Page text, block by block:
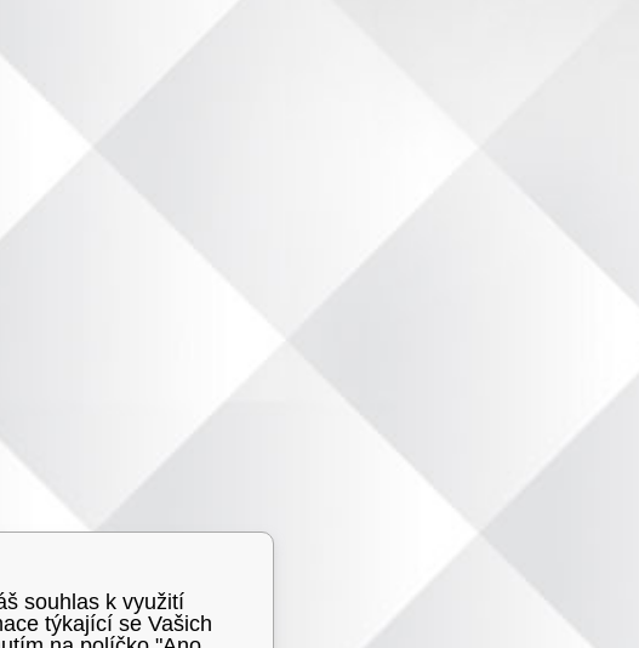
souhlas k využití
týkající se Vašich